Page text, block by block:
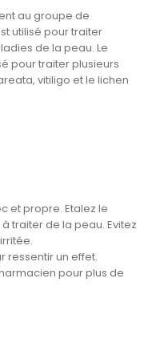
au groupe de
utilisé pour traiter
de la peau. Le
pour traiter plusieurs
vitiligo et le lichen
et propre. Etalez le
traiter de la peau. Evitez
ressentir un effet.
pour plus de